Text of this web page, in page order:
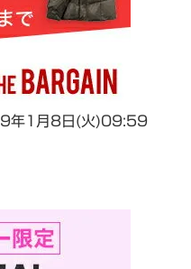
年1月8日(火)09:59